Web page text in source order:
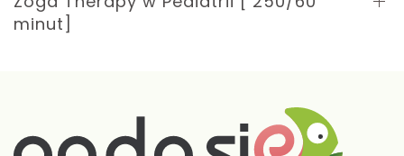
minut]